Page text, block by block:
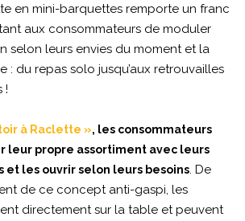
en mini-barquettes remporte un franc
aux consommateurs de moduler
selon leurs envies du moment et la
: du repas solo jusqu’aux retrouvailles
!
à Raclette », les consommateurs
leur propre assortiment avec leurs
et les ouvrir selon leurs besoins. De
de ce concept anti-gaspi, les
directement sur la table et peuvent